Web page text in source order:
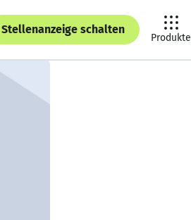
Stellenanzeige schalten
Produkte